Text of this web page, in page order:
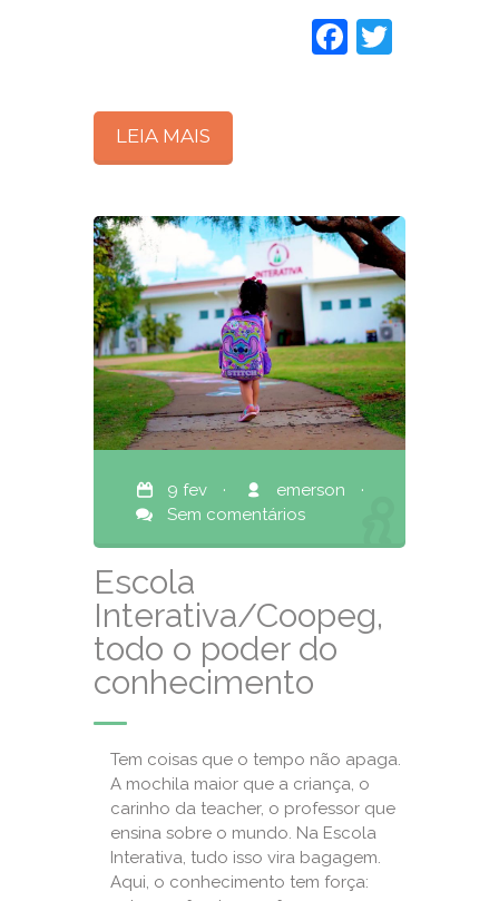
LEIA MAIS
9 fev · emerson
·
Sem comentários
Escola
Interativa/Coopeg,
todo o poder do
conhecimento
Tem coisas que o tempo não apaga.
A mochila maior que a criança, o
carinho da teacher, o professor que
ensina sobre o mundo. Na Escola
Interativa, tudo isso vira bagagem.
Aqui, o conhecimento tem força: